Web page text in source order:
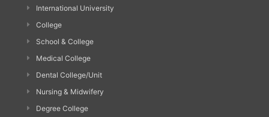
International University
College
School & College
Medical College
Dental College/Unit
Nursing & Midwifery
Degree College